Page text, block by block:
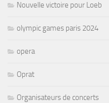
Nouvelle victoire pour Loeb
olympic games paris 2024
opera
Oprat
Organisateurs de concerts